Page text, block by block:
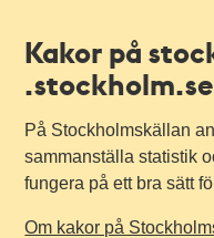
Kakor på
.stockholm.se
På Stockholmskällan
sammanställa statistik
fungera på ett bra sätt
Om kakor på